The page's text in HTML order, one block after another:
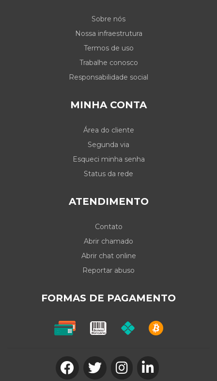
Sobre nós
Nossa infraestrutura
Termos de uso
Trabalhe conosco
Responsabilidade social
MINHA CONTA
Área do cliente
Segunda via
Esqueci minha senha
Status da rede
ATENDIMENTO
Contato
Abrir chamado
Abrir chat online
Reportar abuso
FORMAS DE PAGAMENTO